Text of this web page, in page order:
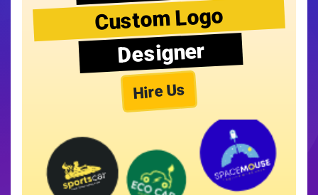
Custom Logo
Designer
Hire Us